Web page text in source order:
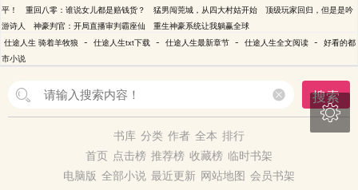
平！
重回八零：谁说女儿都是赔钱货？ 猛男闯莞城，从四大村姑开始
顶级玩家回归，但是是吟
游诗人
神豪判官：开局直播审判霸座仙
重生神豪系统让我躺赢全球
仕途人生 骑着羊牧狼 - 仕途人生txt下载 - 仕途人生最新章节 - 仕途人生全文阅读 - 好看的都
市小说
搜索
书库 分类 作者 全本 排行
首页 点击榜 推荐榜 收藏榜 临时书架
电脑版 全部小说 最近更新 网站地图 会员书架
